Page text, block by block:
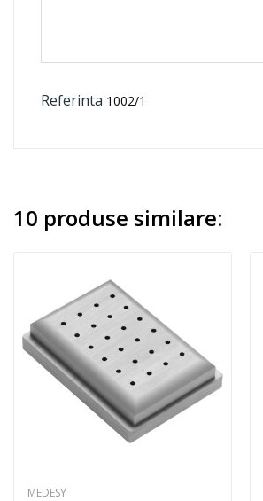
Referinta 1002/1
10 produse similare:
MEDESY